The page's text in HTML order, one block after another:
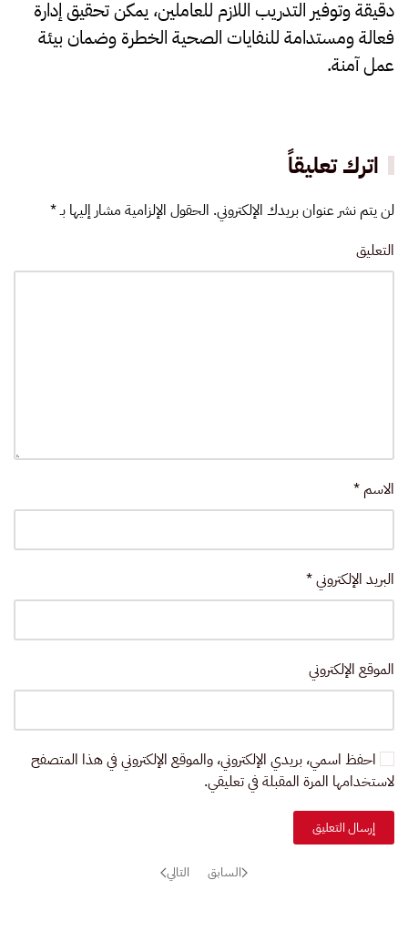
دقيقة وتوفير التدريب اللازم للعاملين، يمكن تحقيق إدارة
فعالة ومستدامة للنفايات الصحية الخطرة وضمان بيئة
عمل آمنة.
اترك تعليقاً
لن يتم نشر عنوان بريدك الإلكتروني. الحقول الإلزامية مشار إليها بـ*
التعليق
الاسم *
البريد الإلكتروني*
الموقع الإلكتروني
احفظ اسمي، بريدي الإلكتروني، والموقع الإلكتروني في هذا المتصفح
لاستخدامها المرة المقبلة في تعليقي.
إرسال التعليق
السابق التالي